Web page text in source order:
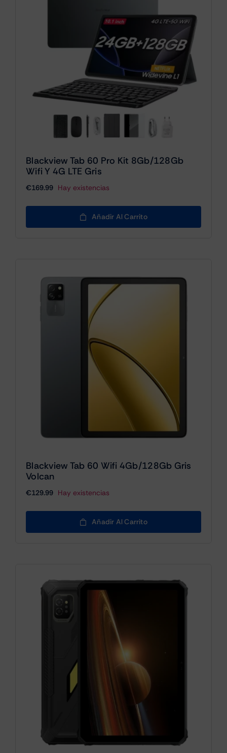
Blackview Tab 60 Pro Kit 8Gb/128Gb
Wifi Y 4G LTE Gris
€169.99 Hay existencias
Añadir Al Carrito
Blackview Tab 60 Wifi 4Gb/128Gb Gris
Volcan
€129.99 Hay existencias
Añadir Al Carrito